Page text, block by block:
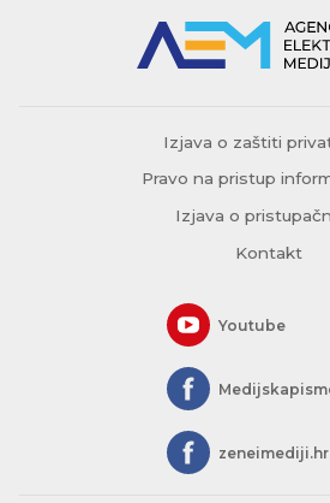
Izjava o zaštiti
Pravo na pristup
Izjava o
Kontakt
Youtube
zeneimediji.hr